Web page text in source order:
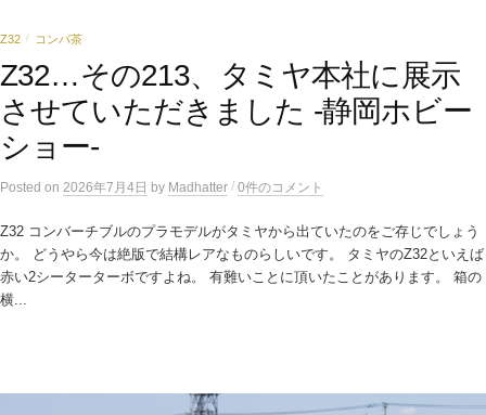
Z32 / コンバ茶
Z32…その213、タミヤ本社に展示
させていただきました -静岡ホビー
ショー-
Posted on 2026年7月4日 by Madhatter / 0件のコメント
Z32 コンバーチブルのプラモデルがタミヤから出ていたのをご存じでしょう
か。 どうやら今は絶版で結構レアなものらしいです。 タミヤのZ32といえば
赤い2シーターターボですよね。 有難いことに頂いたことがあります。 箱の
横...